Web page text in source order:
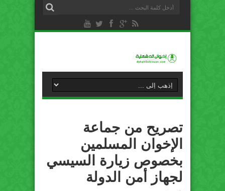
تصريح من جماعة
الإخوان المسلمين
بخصوص زيارة السيسي
لجهاز أمن الدولة